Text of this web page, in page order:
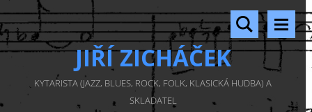
JIŘÍ ZICHÁČEK
KYTARISTA (JAZZ, BLUES, ROCK, FOLK, KLASICKÁ HUDBA) A
SKLADATEL